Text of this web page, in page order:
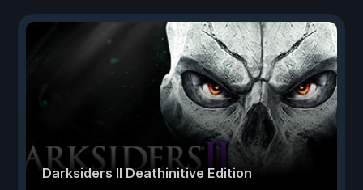
Darksiders II Deathinitive Edition